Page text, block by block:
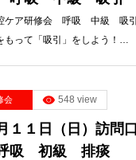
ケア研修会 呼吸 中級 吸
もって「吸引」をしよう！…
会 548 view
１１日（日）訪問
吸 初級 排痰